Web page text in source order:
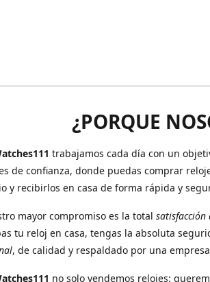
¿PORQUE
trabajamos cada día con un
de confianza, donde puedas comprar
y recibirlos en casa de forma rápida y
mayor compromiso es la total satisfacción
tu reloj en casa, tengas la absoluta
, de calidad y respaldado por una
no solo vendemos relojes: